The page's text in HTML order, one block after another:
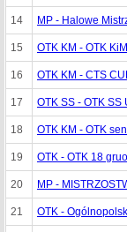
14 MP - Halowe
15 OTK KM - OTK
16 OTK KM - CTS
17 OTK SS - OTK
18 OTK KM - OTK
19 OTK - OTK 18
20 MP -
21 OTK -